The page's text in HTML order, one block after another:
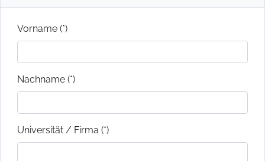
Vorname (*)
Nachname (*)
Universität / Firma (*)